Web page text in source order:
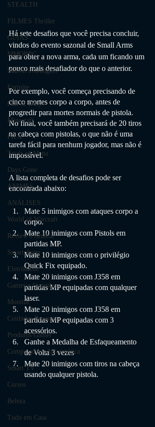
STEALTH
FILMES Thriller
GUIAS
MMORPG
Marvel's Avengers
Fortnite
Call of Duty
Minecraft
FIFA
Trials of Mana
Days Gone
ANIMES
ANÁLISES
World of Warcraft
Review e Análise
Smartphone
Eletrônicos
Games e Consoles
Monitor
Cuidados Pessoais
Produtos Gamer
Computador e Informática
Smart TV
Cursos
Beleza
Tudo em Casa
Há sete desafios que você precisa concluir,
vindos do evento sazonal de Small Arms
para obter a nova arma, cada um ficando um
pouco mais desafiador do que o anterior.
Por exemplo, você começa precisando de
cinco mortes corpo a corpo, antes de
progredir para mortes normais de pistola.
No final, você também precisará de 20 tiros
na cabeça com pistolas, o que não é uma
tarefa fácil para nenhum jogador, mas não é
impossível.
A lista completa de desafios pode ser
encontrada abaixo:
Mate 5 inimigos com ataques corpo a
corpo.
Mate 10 inimigos com Pistols em
partidas MP.
Mate 10 inimigos com o privilégio
Quick Fix equipado.
Mate 20 inimigos com J358 em
partidas MP equipadas com qualquer
laser.
Mate 20 inimigos com J358 em
partidas MP equipadas com 3
acessórios.
Ganhe a Medalha de Esfaqueamento
de Volta 3 vezes
Mate 20 inimigos com tiros na cabeça
usando qualquer pistola.